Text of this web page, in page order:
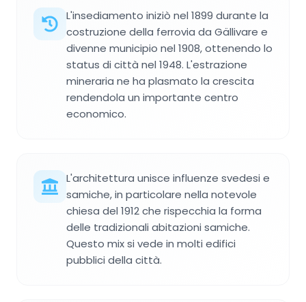
L'insediamento iniziò nel 1899 durante la
costruzione della ferrovia da Gällivare e
divenne municipio nel 1908, ottenendo lo
status di città nel 1948. L'estrazione
mineraria ne ha plasmato la crescita
rendendola un importante centro
economico.
L'architettura unisce influenze svedesi e
samiche, in particolare nella notevole
chiesa del 1912 che rispecchia la forma
delle tradizionali abitazioni samiche.
Questo mix si vede in molti edifici
pubblici della città.